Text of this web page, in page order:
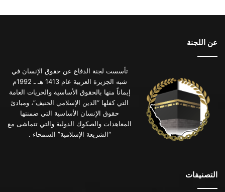
عن اللجنة
تأسست لجنة الدفاع عن حقوق الإنسان في
شبه الجزيرة العربية عام 1413 هـ ـ 1992م
إيماناً منها بالحقوق الأساسية والحريات العامة
التي كفلها “الدين الإسلامي الحنيف”، ومبادئ
حقوق الإنسان الأساسية التي ضمنتها
المعاهدات والصكوك الدولية والتي تتماشى مع
“الشريعة الإسلامية” السمحاء .
التصنيفات